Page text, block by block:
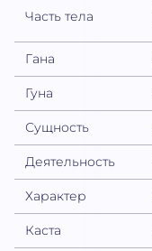
Часть тела
Гана
Гуна
Сущность
Деятельность
Характер
Каста